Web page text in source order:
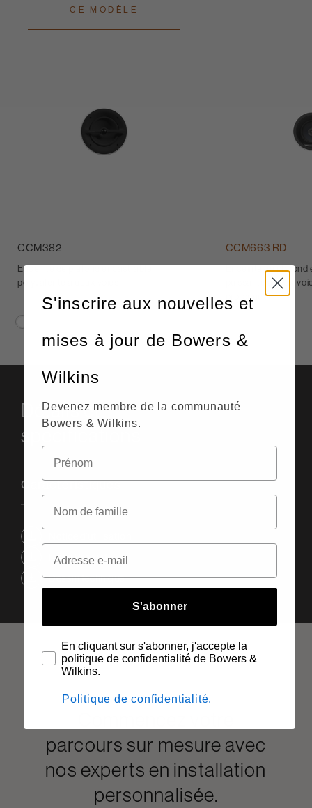
CE MODÈLE
CCM382
Enceinte de plafond encastrable
polyvalente à deux voies
CCM663 RD
Enceinte de plafond
puissante à deux
profondeur
Détails et
spécifications
Fiche Produit
Dessin technique
Caractéristiques
parcours sur mesure avec
nos experts en installation
personnalisée.
S'inscrire aux nouvelles et
mises à jour de Bowers &
Wilkins
Devenez membre de la communauté
Bowers & Wilkins.
S'abonner
En cliquant sur s'abonner, j'accepte la
politique de confidentialité de Bowers &
Wilkins.
Politique de confidentialité.